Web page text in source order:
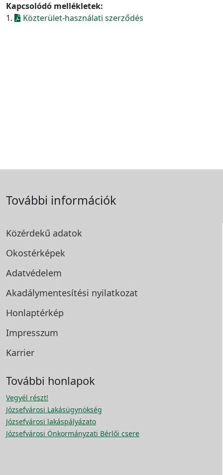
Kapcsolódó mellékletek:
1.
Közterület-használati szerződés
További információk
Közérdekű adatok
Okostérképek
Adatvédelem
Akadálymentesítési nyilatkozat
Honlaptérkép
Impresszum
Karrier
További honlapok
Vegyél részt!
Józsefvárosi Lakásügynökség
Józsefvárosi lakáspályázato
Józsefvárosi Önkormányzati Bérlői csere